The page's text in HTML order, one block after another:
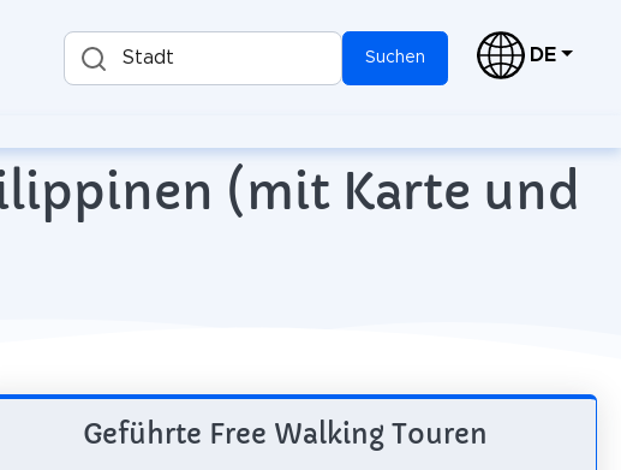
Stadt Suchen DE
(mit Karte und
Geführte Free Walking Touren